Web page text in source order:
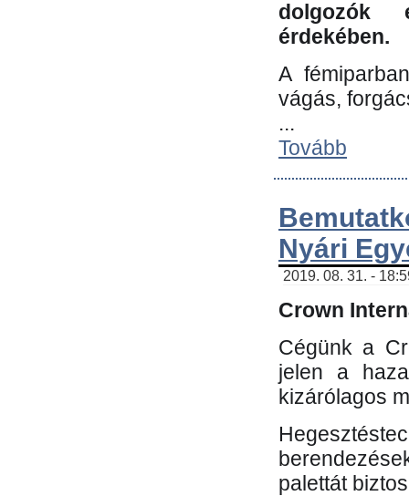
dolgozók
érdekében.
A
vágás,
...
Tovább
Nyári
2019. 08. 31. -
Crown
Cégünk a
jelen a
kizárólagos
palettát